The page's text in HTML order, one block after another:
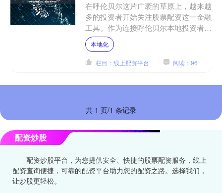
在呼伦贝尔这片广袤的草原上，越来越
多的投资者开始关注股票配资这一金融
工具。作为连接呼伦贝尔本地投资者与
资本市场的桥梁炒股配资查询，呼伦贝
尔股票配资凭借其独特的本....
本地化
栏目：线上配资平台 阅读：96
共 1 页/1 条记录
配资炒股
配资炒股平台，为您提供安全、快捷的股票配资服务，线上
配资查询便捷，可靠的配资平台助力您的配资之路。选择我们，
让炒股更轻松。